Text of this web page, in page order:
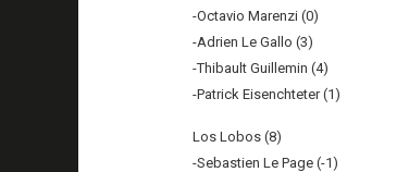
-Octavio Marenzi (0)
-Adrien Le Gallo (3)
-Thibault Guillemin (4)
-Patrick Eisenchteter (1)
Los Lobos (8)
-Sebastien Le Page (-1)